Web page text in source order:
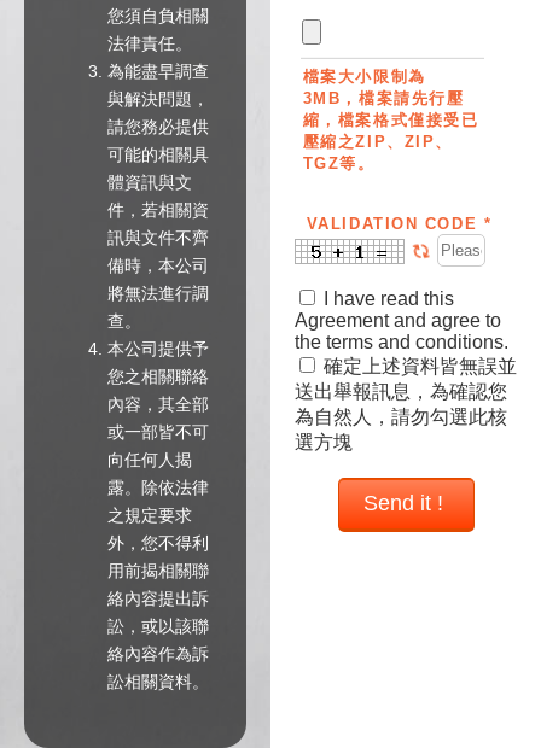
您須自負相關
法律責任。
為能盡早調查
與解決問題，
請您務必提供
可能的相關具
體資訊與文
件，若相關資
訊與文件不齊
備時，本公司
將無法進行調
查。
本公司提供予
您之相關聯絡
內容，其全部
或一部皆不可
向任何人揭
露。除依法律
之規定要求
外，您不得利
用前揭相關聯
絡內容提出訴
訟，或以該聯
絡內容作為訴
訟相關資料。
檔案大小限制為
3MB，檔案請先行壓
縮，檔案格式僅接受已
壓縮之ZIP、ZIP、
TGZ等。
VALIDATION CODE *
I have read this
Agreement and agree to
the terms and conditions.
確定上述資料皆無誤並
送出舉報訊息，為確認您
為自然人，請勿勾選此核
選方塊
Send it !